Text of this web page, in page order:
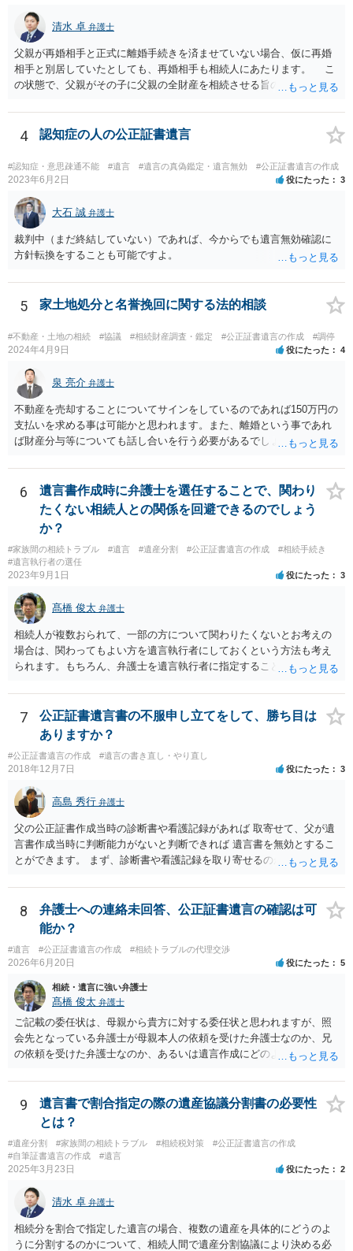
清水 卓 弁護士
父親が再婚相手と正式に離婚手続きを済ませていない場合、仮に再婚
相手と別居していたとしても、再婚相手も相続人にあたります。 こ
の状態で、父親がその子に父親の全財産を相続させる旨の公正証書遺
が、再婚相手の遺留分を侵害しているため、再婚相手から相続人
（子）に対して遺留分侵害額請求権が行使される可能性があります。
お悩みのようであれば、問題の当事者であるお父様本人がお住まい
の地域等の弁護士に直接相談してみるのが望ましいように思います。
【参考】民法 （遺留分侵害額の請求） 第千四十六条 遺留分権利者及
びその承継人は、受遺者（特定財産承継遺言により財産を承継し又は
相続分の指定を受けた相続人を含む。以下この章において同じ。）又
は受贈者に対し、遺留分侵害額に相当する金銭の支払を請求すること
ができる。
4 認知症の人の公正証書遺言
#認知症・意思疎通不能 #遺言 #遺言の真偽鑑定・遺言無効 #公正証書遺言の作成
2023年6月2日 役にたった 3
大石 誠 弁護士
裁判中（まだ終結していない）であれば、今からでも遺言無効確認に
方針転換をすることも可能ですよ。
5 家土地処分と名誉挽回に関する法的相談
#不動産・土地の相続 #協議 #相続財産調査・鑑定 #公正証書遺言の作成 #調停
2024年4月9日 役にたった 4
泉 亮介 弁護士
不動産を売却することについてサインをしているのであれば150万円の
支払いを求める事は可能かと思われます。また、離婚という事であれ
ば財産分与等についても話し合いを行う必要があるでしょう。 細かい
士事務所へご相談されると良いでしょう。
6
遺言書作成時に弁護士を選任することで、関わり
たくない相続人との関係を回避できるのでしょう
か？
#家族間の相続トラブル #遺言 #遺産分割 #公正証書遺言の作成
#相続手続き
#遺言執行者の選任
2023年9月1日 役にたった 3
髙橋 俊太 弁護士
相続人が複数おられて、一部の方について関わりたくないとお考えの
場合は、関わってもよい方を遺言執行者にしておくという方法も考え
られます。もちろん、弁護士を遺言執行者に指定することもできます
方に再委任の権限を付与しておくという方法もあります。 一度、弁護
士に直接ご相談されることをお勧めいたします。
7
公正証書遺言書の不服申し立てをして、勝ち目は
ありますか？
#公正証書遺言の作成 #遺言の書き直し・やり直し
2018年12月7日 役にたった 3
高島 秀行 弁護士
父の公正証書作成当時の診断書や看護記録があれば 取寄せて、父が遺
言書作成当時に判断能力がないと判断できれば 遺言書を無効とするこ
とができます。 まず、診断書や看護記録を取り寄せるのが重要となり
いと思います。
8
弁護士への連絡未回答、公正証書遺言の確認は可
能か？
#遺言 #公正証書遺言の作成 #相続トラブルの代理交渉
2026年6月20日 役にたった 5
相続・遺言に強い弁護士
髙橋 俊太 弁護士
ご記載の委任状は、母親から貴方に対する委任状と思われますが、照
会先となっている弁護士が母親本人の依頼を受けた弁護士なのか、兄
の依頼を受けた弁護士なのか、あるいは遺言作成にどのような立場で
と思われます。 仮に、その弁護士が母親本人から依頼を受けているの
であれば、母親本人に対する報告義務が問題となります。母親が貴方
に一任する旨を明確に伝えており、委任状の内容にも、弁護士との連
絡、進捗確認、公正証書遺言の作成有無や控えの確認等が含まれてい
るのであれば、貴方から進捗状況等の説明を求める余地はあります。
他方で、その弁護士が兄の依頼を受けた弁護士である場合には、兄の
況を報告する義務があるとは限りません。また、親族間で利害対立が
ある可能性がある場合、守秘義務や本人意思確認の観点から、委任状
があるとしても直ちに内容を開示しないこともあり得ます。 公正証書
遺言が作成済みである場合でも、生前にその存在や内容を誰に開示す
9
遺言書で割合指定の際の遺産協議分割書の必要性
とは？
#遺産分割 #家族間の相続トラブル #相続税対策
#公正証書遺言の作成
#自筆証書遺言の作成
#遺言
2025年3月23日 役にたった 2
清水 卓 弁護士
相続分を割合で指定した遺言の場合、複数の遺産を具体的にどうのよ
うに分割するのかについて、相続人間で遺産分割協議により決める必